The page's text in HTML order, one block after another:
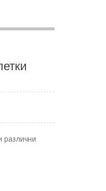
различни